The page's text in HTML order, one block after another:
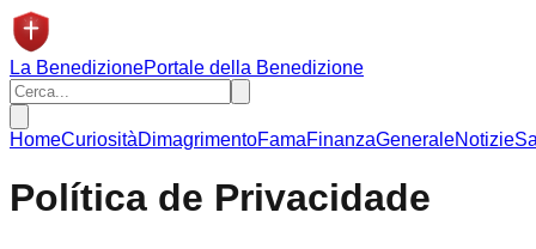
La BenedizionePortale della Benedizione
HomeCuriositàDimagrimentoFamaFinanzaGeneraleNotizie
Política de Privacidade